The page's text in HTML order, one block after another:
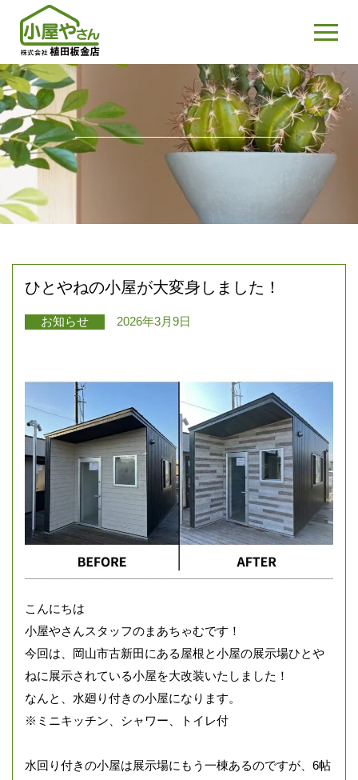
ひとやねの小屋が大変身しました！
お知らせ 2026年3月9日
こんにちは
小屋やさんスタッフのまあちゃむです！
今回は、岡山市古新田にある屋根と小屋の展示場ひとや
ねに展示されている小屋を大改装いたしました！
なんと、水廻り付きの小屋になります。
※ミニキッチン、シャワー、トイレ付
水回り付きの小屋は展示場にもう一棟あるのですが、6帖